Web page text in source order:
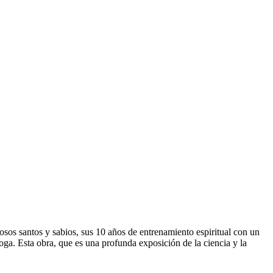
santos y sabios, sus 10 años de entrenamiento espiritual con un
Esta obra, que es una profunda exposición de la ciencia y la